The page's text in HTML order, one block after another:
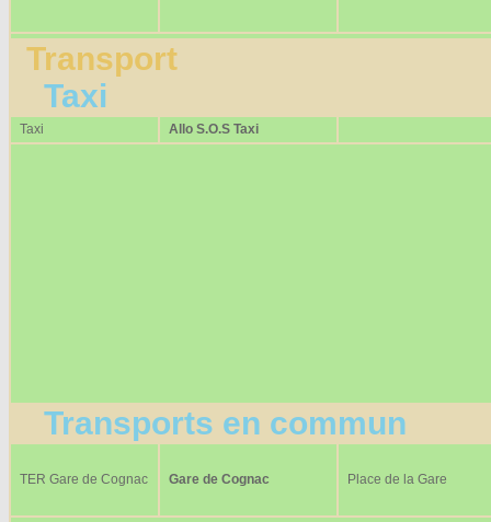
Transport
Taxi
Taxi Allo S.O.S Taxi
Transports en commun
TER Gare de Cognac Gare de Cognac Place de la Gare